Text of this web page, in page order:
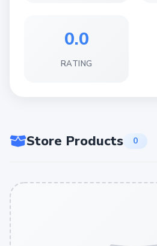
0.0
RATING
Store Products 0